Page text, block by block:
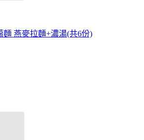
麵 燕麥拉麵+濃湯(共6份)